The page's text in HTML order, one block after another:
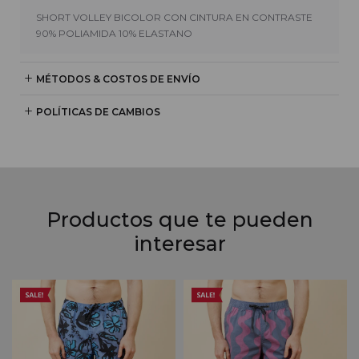
SHORT VOLLEY BICOLOR CON CINTURA EN CONTRASTE
90% POLIAMIDA 10% ELASTANO
MÉTODOS & COSTOS DE ENVÍO
POLÍTICAS DE CAMBIOS
Productos que te pueden
interesar